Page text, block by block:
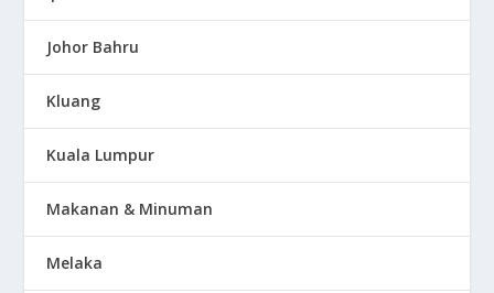
Johor Bahru
Kluang
Kuala Lumpur
Makanan & Minuman
Melaka